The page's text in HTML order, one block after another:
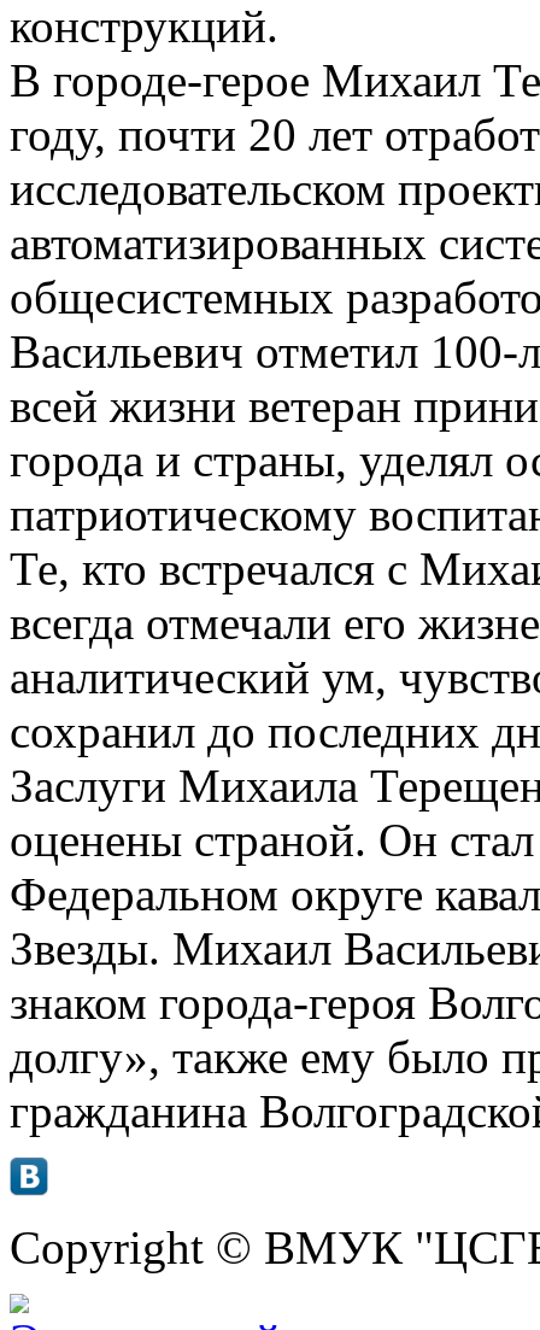
конструкций.
В городе-герое Михаил
году, почти 20 лет
исследовательском
автоматизированных
общесистемных
Васильевич отметил
всей жизни ветеран
города и страны, уделял
патриотическому
Те, кто встречался с
всегда отмечали его
аналитический ум,
сохранил до последних
Заслуги Михаила
оценены страной. Он
Федеральном округе
Звезды. Михаил
знаком города-героя
долгу», также ему было
гражданина
Copyright © ВМУК